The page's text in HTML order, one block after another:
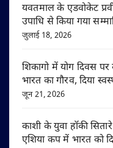
यवतमाल के एडवोकेट
उपाधि से किया गया
जुलाई 18, 2026
शिकागो में योग दिवस
भारत का गौरव, दिया
जून 21, 2026
काशी के युवा हॉकी
एशिया कप में भारत को